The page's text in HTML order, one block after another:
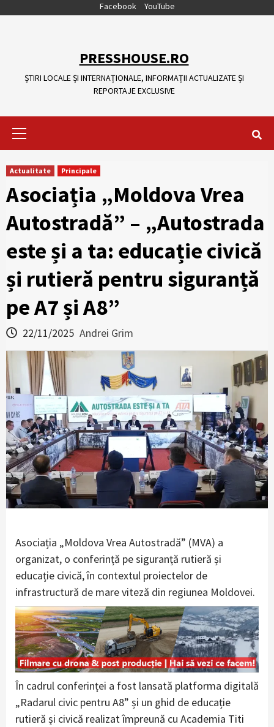
Facebook YouTube
PRESSHOUSE.RO
ȘTIRI LOCALE ȘI INTERNAȚIONALE, INFORMAȚII ACTUALIZATE ȘI
REPORTAJE EXCLUSIVE
Actualitate Principale
Asociația „Moldova Vrea
Autostradă” – „Autostrada
este și a ta: educație civică
și rutieră pentru siguranță
pe A7 și A8”
22/11/2025 Andrei Grim
Asociația „Moldova Vrea Autostradă” (MVA) a
organizat, o conferință pe siguranță rutieră și
educație civică, în contextul proiectelor de
infrastructură de mare viteză din regiunea Moldovei.
În cadrul conferinței a fost lansată platforma digitală
„Radarul civic pentru A8” și un ghid de educație
rutieră și civică realizat împreună cu Academia Titi